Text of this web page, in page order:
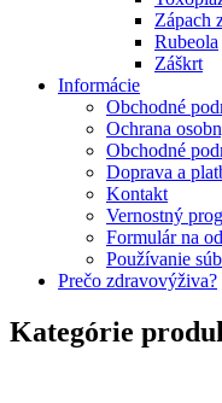
Zápach
Rubeola
Záškrt
Informácie
Obchodné
Ochrana
Obchodné
Doprava a
Kontakt
Vernostný
Formulár na
Používanie
Prečo zdravovýživa?
Kategórie